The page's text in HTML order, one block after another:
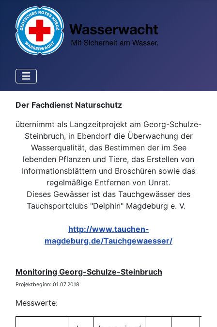
Der Fachdienst Naturschutz
übernimmt als Langzeitprojekt am Georg-Schulze-
Steinbruch, in Ebendorf die Überwachung der
Wasserqualität, das Bestimmen der im See
lebenden Pflanzen und Tiere, das Erstellen von
Informationsblättern und Broschüren sowie das
regelmäßige Entfernen von Unrat.
Dieses Gewässer ist das Tauchgewässer des
Tauchsportclubs "Delphin" Magdeburg e. V.
http://www.tauchen-
magdeburg.de/Tauchgewaesser/
Monitoring Georg-Schulze-Steinbruch
Projektbeginn: 01.07.2018
Messwerte: